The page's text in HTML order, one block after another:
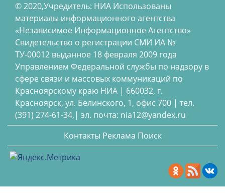
© 2020,Учредитель: НИА Использованы
материалы информационного агентства
«Независимое Информационное Агентство»
Свидетельство о регистрации СМИ ИА №
ТУ-00012 выданное 18 февраля 2009 года
Управлением Федеральной службы по надзору в
сфере связи и массовых коммуникаций по
Красноярскому краю НИА | 660032, г.
Красноярск, ул. Белинского, 1, офис 700 | тел.
(391) 274-61-34,| эл. почта: nia12@yandex.ru
Контакты Реклама Поиск